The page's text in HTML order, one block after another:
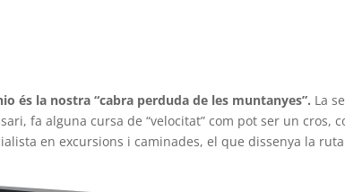
és la nostra “cabra perduda de les muntanyes”. La
fa alguna cursa de “velocitat” com pot ser un cros,
en excursions i caminades, el que dissenya la